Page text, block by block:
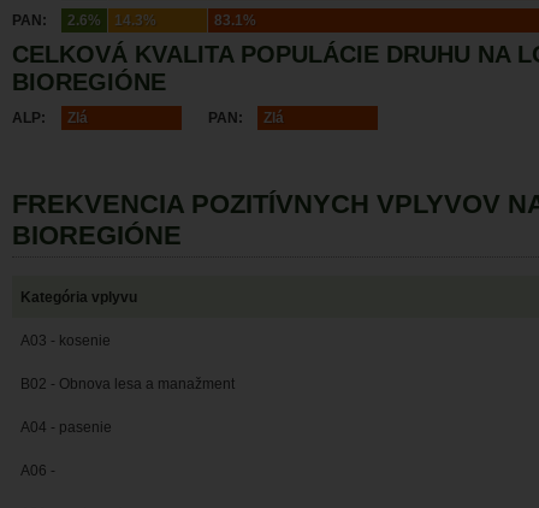
PAN:
2.6% 14.3% 83.1%
CELKOVÁ KVALITA POPULÁCIE DRUHU NA
BIOREGIÓNE
ALP: Zlá PAN: Zlá
FREKVENCIA POZITÍVNYCH VPLYVOV
BIOREGIÓNE
Kategória vplyvu
A03 - kosenie
B02 - Obnova lesa a manažment
A04 - pasenie
A06 -